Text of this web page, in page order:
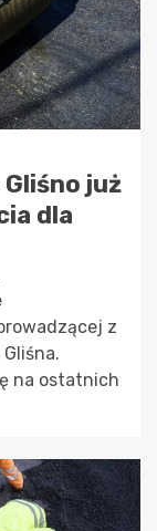
Gliśno już
dla
z
na ostatnich